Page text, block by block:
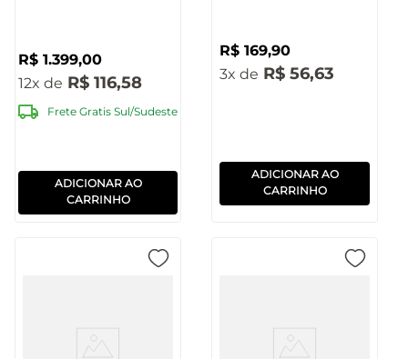
R$ 1.399,00
12
R$ 116,58
Frete Gratis Sul/Sudeste
ADICIONAR AO
CARRINHO
R$ 169,90
3
R$ 56,63
ADICIONAR AO
CARRINHO